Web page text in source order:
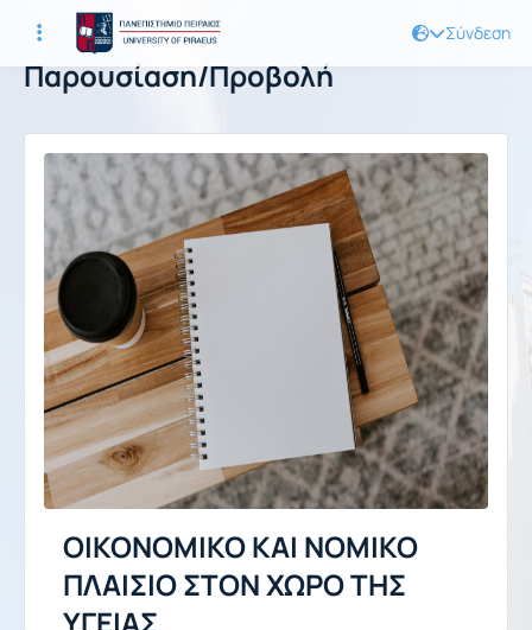
Σύνδεση
Παρουσίαση/Προβολή
ΟΙΚΟΝΟΜΙΚΟ ΚΑΙ ΝΟΜΙΚΟ
ΠΛΑΙΣΙΟ ΣΤΟΝ ΧΩΡΟ ΤΗΣ